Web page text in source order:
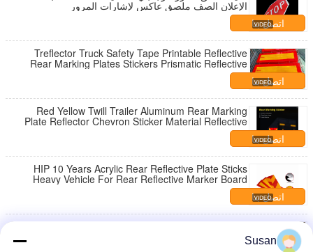
الإعلان الصف ملصق عاكس لإشارات المرور
اتصل بنا
Treflector Truck Safety Tape Printable Reflective
Rear Marking Plates Stickers Prismatic Reflective
Sheeting Material
اتصل بنا
Red Yellow Twill Trailer Aluminum Rear Marking
Plate Reflector Chevron Sticker Material Reflective
Tape
اتصل بنا
HIP 10 Years Acrylic Rear Reflective Plate Sticks
Heavy Vehicle For Rear Reflective Marker Board
اتصل بنا
Traffic Warning Rear Reflective Marking Plate For
Truck Trailer VehicleSusan